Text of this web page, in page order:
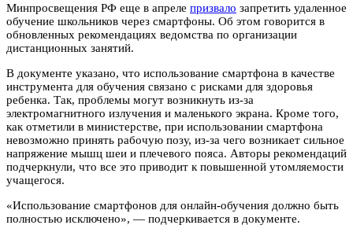
Минпросвещения РФ еще в апреле призвало запретить удаленное
обучение школьников через смартфоны. Об этом говорится в
обновленных рекомендациях ведомства по организации
дистанционных занятий.
В документе указано, что использование смартфона в качестве
инструмента для обучения связано с рисками для здоровья
ребенка. Так, проблемы могут возникнуть из-за
электромагнитного излучения и маленького экрана. Кроме того,
как отметили в министерстве, при использовании смартфона
невозможно принять рабочую позу, из-за чего возникает сильное
напряжение мышц шеи и плечевого пояса. Авторы рекомендаций
подчеркнули, что все это приводит к повышенной утомляемости
учащегося.
«Использование смартфонов для онлайн-обучения должно быть
полностью исключено», — подчеркивается в документе.